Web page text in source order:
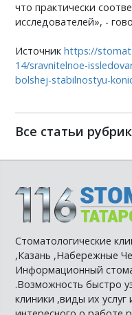
что практически
исследователей», -
Источник https://
14/sravnitelnoe-
bolshej-stabilnostyu-
Все статьи
Стоматологические
,Казань ,Набережные
Информационный
.Возможность быстро
клиники ,виды их